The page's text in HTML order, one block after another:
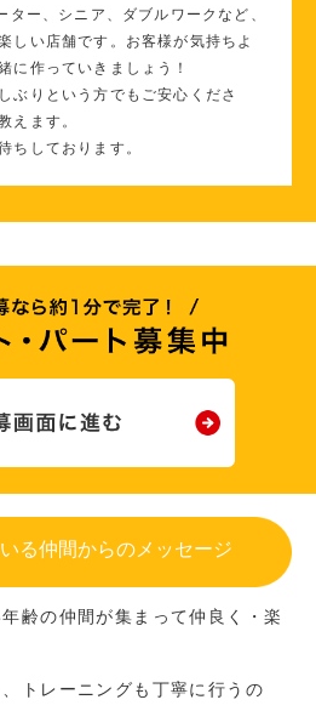
ー、シニア、ダブルワークなど、
しい店舗です。お客様が気持ちよ
に作っていきましょう！
ぶりという方でもご安心くださ
えます。
ちしております。
る仲間からのメッセージ
齢の仲間が集まって仲良く・楽
トレーニングも丁寧に行うの